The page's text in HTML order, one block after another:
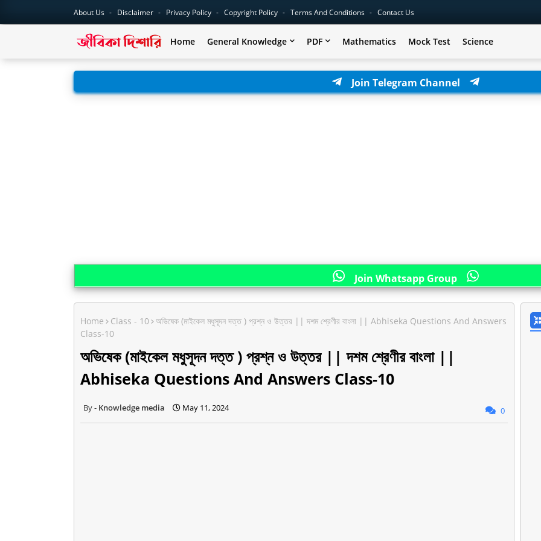
About Us Disclaimer Privacy Policy Copyright Policy Terms And Conditions Contact Us
Home General Knowledge PDF Mathematics Mock Test Science
Join Telegram Channel
Join Whatsapp Group
Home Class - 10
অভিষেক (মাইকেল মধুসূদন দত্ত ) প্রশ্ন ও উত্তর || দশম শ্রেণীর বাংলা || Abhiseka Questions And Answers
Class-10
অভিষেক (মাইকেল মধুসূদন দত্ত ) প্রশ্ন ও উত্তর || দশম শ্রেণীর বাংলা ||
Abhiseka Questions And Answers Class-10
Knowledge media May 11, 2024 0